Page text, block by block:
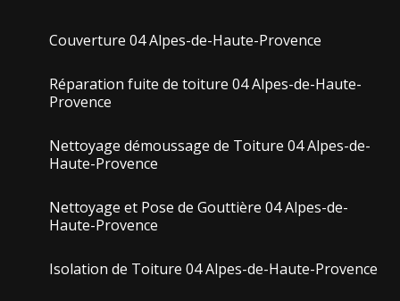
Couverture 04 Alpes-de-Haute-Provence
Réparation fuite de toiture 04 Alpes-de-Haute-
Provence
Nettoyage démoussage de Toiture 04 Alpes-de-
Haute-Provence
Nettoyage et Pose de Gouttière 04 Alpes-de-
Haute-Provence
Isolation de Toiture 04 Alpes-de-Haute-Provence